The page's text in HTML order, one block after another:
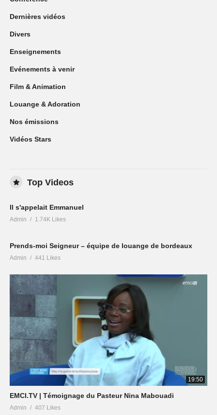
Dernières vidéos
Divers
Enseignements
Evénements à venir
Film & Animation
Louange & Adoration
Nos émissions
Vidéos Stars
Top Videos
Il s'appelait Emmanuel
Admin 1.74K Likes
Prends-moi Seigneur – équipe de louange de bordeaux
Admin 441 Likes
19:50
EMCI.TV | Témoignage du Pasteur Nina Mabouadi
Admin 407 Likes